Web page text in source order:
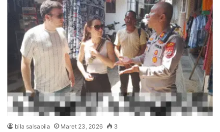
bila salsabila Maret 23, 2026 3